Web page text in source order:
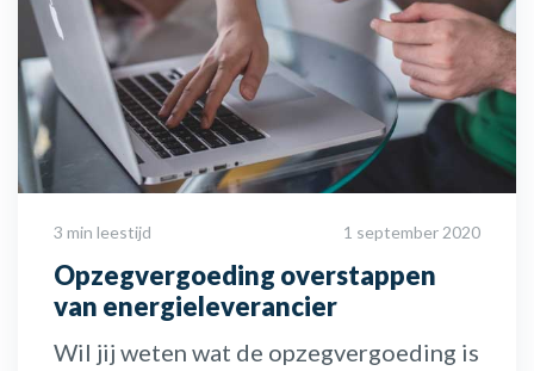
3 min leestijd 1 september 2020
Opzegvergoeding overstappen
van energieleverancier
Wil jij weten wat de opzegvergoeding is